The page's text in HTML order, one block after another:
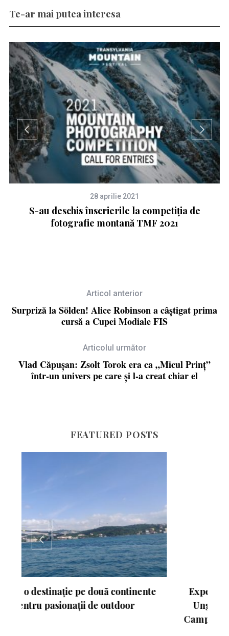
Te-ar mai putea interesa
28 aprilie 2021
S-au deschis înscrierile la competiția de
fotografie montană TMF 2021
Articol anterior
Surpriză la Sölden! Alice Robinson a câștigat prima
cursă a Cupei Modiale FIS
Articolul următor
Vlad Căpușan: Zsolt Torok era ca „Micul Prinț”
într-un univers pe care și l-a creat chiar el
FEATURED POSTS
Experimentează turismul activ în
Ungaria. Budapesta va fi gazda
Campionatului Mondial de Atletism